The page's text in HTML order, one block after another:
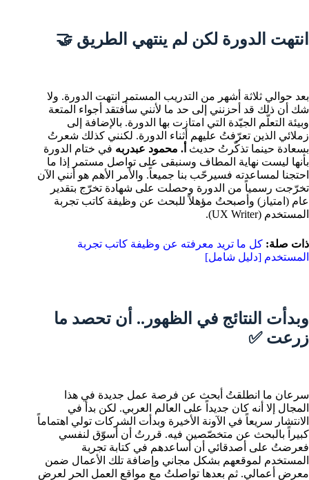
انتهت الدورة لكن لم ينتهي الطريق 🤝
بعد حوالي ثلاثة أشهر من التدريب المستمر انتهت الدورة. ولا
شك أن ذلك قد أحزنني إلى حد ما لأنني سأفتقد أجواء المتعة
وبيئة التعلّم الجيّدة التي امتازت بها الدورة. بالإضافة إلى
زملائي الذين تعرّفتُ عليهم أثناء الدورة. لكنني كذلك شعرتُ
بسعادة حينما تذكّرتُ حديث أ. محمود عبدربه في ختام الدورة
بأنها ليست نهاية المطاف وسنبقى على تواصل مستمر إذا ما
احتجنا لمساعدته فسيرحّب بنا جميعاً. والأمر الأهم هو أنني الآن
تخرّجت رسمياً من الدورة وحصلت على شهادة تخرّج بتقدير
عام (امتياز) وأصبحتُ مؤهلاً للبحث عن وظيفة كاتب تجربة
المستخدم (UX Writer)
.
ذات صلة: كل ما تريد معرفته عن وظيفة كاتب تجربة
المستخدم [دليل شامل]
وبدأت النتائج في الظهور.. أن تحصد ما
زرعت ✅
سرعان ما انطلقتُ أبحث عن فرصة عمل جديدة في هذا
المجال إلا أنه كان جديداً على العالم العربي. لكن بدأ في
الانتشار سريعاً في الآونة الأخيرة وبدأت الشركات تولي اهتماماً
كبيراً بالبحث عن متخصّصين فيه. قررتُ أن أسوّق لنفسي
فعرضتُ على أصدقائي أن أساعدهم في كتابة تجربة
المستخدم لموقعهم بشكل مجاني وإضافة تلك الأعمال ضمن
معرض أعمالي. ثم بعدها تواصلتُ مع مواقع العمل الحر لعرض